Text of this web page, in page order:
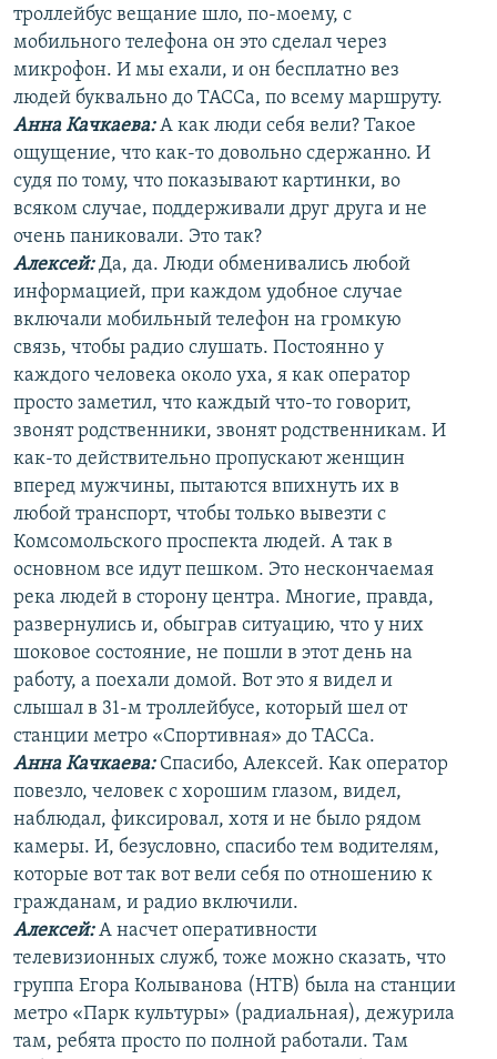
троллейбус вещание шло, по-моему, с
мобильного телефона он это сделал через
микрофон. И мы ехали, и он бесплатно вез
людей буквально до ТАССа, по всему маршруту.
Анна Качкаева:А как люди себя вели? Такое
ощущение, что как-то довольно сдержанно. И
судя по тому, что показывают картинки, во
всяком случае, поддерживали друг друга и не
очень паниковали. Это так?
Алексей:Да, да. Люди обменивались любой
информацией, при каждом удобное случае
включали мобильный телефон на громкую
связь, чтобы радио слушать. Постоянно у
каждого человека около уха, я как оператор
просто заметил, что каждый что-то говорит,
звонят родственники, звонят родственникам. И
как-то действительно пропускают женщин
вперед мужчины, пытаются впихнуть их в
любой транспорт, чтобы только вывезти с
Комсомольского проспекта людей. А так в
основном все идут пешком. Это нескончаемая
река людей в сторону центра. Многие, правда,
развернулись и, обыграв ситуацию, что у них
шоковое состояние, не пошли в этот день на
работу, а поехали домой. Вот это я видел и
слышал в 31-м троллейбусе, который шел от
станции метро «Спортивная» до ТАССа.
Анна Качкаева:Спасибо, Алексей. Как оператор
повезло, человек с хорошим глазом, видел,
наблюдал, фиксировал, хотя и не было рядом
камеры. И, безусловно, спасибо тем водителям,
которые вот так вот вели себя по отношению к
гражданам, и радио включили.
Алексей:А насчет оперативности
телевизионных служб, тоже можно сказать, что
группа Егора Колыванова (НТВ) была на станции
метро «Парк культуры» (радиальная), дежурила
там, ребята просто по полной работали. Там